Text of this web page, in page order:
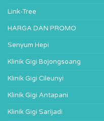
Link-Tree
HARGA DAN PROMO
Senyum Hepi
Klinik Gigi Bojongsoang
Klinik Gigi Cileunyi
Klinik Gigi Antapani
Klinik Gigi Sarijadi